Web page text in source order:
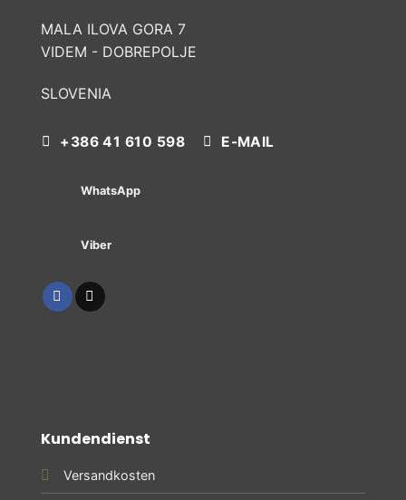
MALA ILOVA GORA 7
VIDEM - DOBREPOLJE
SLOVENIA
+386 41 610 598 E-MAIL
WhatsApp
Viber
Kundendienst
Versandkosten